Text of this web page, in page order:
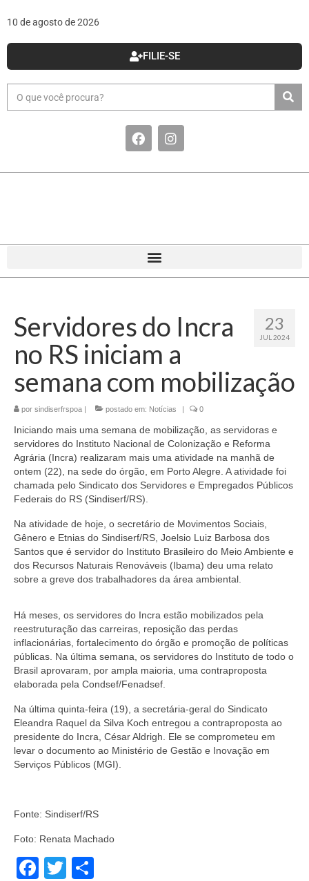
10 de agosto de 2026
FILIE-SE
23
JUL 2024
Servidores do Incra
no RS iniciam a
semana com mobilização
por sindiserfrspoa | postado em: Notícias | 0
Iniciando mais uma semana de mobilização, as servidoras e
servidores do Instituto Nacional de Colonização e Reforma
Agrária (Incra) realizaram mais uma atividade na manhã de
ontem (22), na sede do órgão, em Porto Alegre. A atividade foi
chamada pelo Sindicato dos Servidores e Empregados Públicos
Federais do RS (Sindiserf/RS).
Na atividade de hoje, o secretário de Movimentos Sociais,
Gênero e Etnias do Sindiserf/RS, Joelsio Luiz Barbosa dos
Santos que é servidor do Instituto Brasileiro do Meio Ambiente e
dos Recursos Naturais Renováveis (Ibama) deu uma relato
sobre a greve dos trabalhadores da área ambiental.
Há meses, os servidores do Incra estão mobilizados pela
reestruturação das carreiras, reposição das perdas
inflacionárias, fortalecimento do órgão e promoção de políticas
públicas. Na última semana, os servidores do Instituto de todo o
Brasil aprovaram, por ampla maioria, uma contraproposta
elaborada pela Condsef/Fenadsef.
Na última quinta-feira (19), a secretária-geral do Sindicato
Eleandra Raquel da Silva Koch entregou a contraproposta ao
presidente do Incra, César Aldrigh. Ele se comprometeu em
levar o documento ao Ministério de Gestão e Inovação em
Serviços Públicos (MGI).
Fonte: Sindiserf/RS
Foto: Renata Machado
Facebook
Twitter